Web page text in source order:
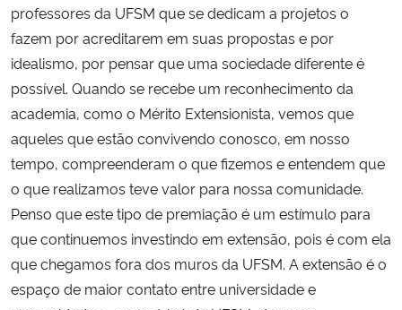
professores da UFSM que se dedicam a projetos o
fazem por acreditarem em suas propostas e por
idealismo, por pensar que uma sociedade diferente é
possível. Quando se recebe um reconhecimento da
academia, como o Mérito Extensionista, vemos que
aqueles que estão convivendo conosco, em nosso
tempo, compreenderam o que fizemos e entendem que
o que realizamos teve valor para nossa comunidade.
Penso que este tipo de premiação é um estímulo para
que continuemos investindo em extensão, pois é com ela
que chegamos fora dos muros da UFSM. A extensão é o
espaço de maior contato entre universidade e